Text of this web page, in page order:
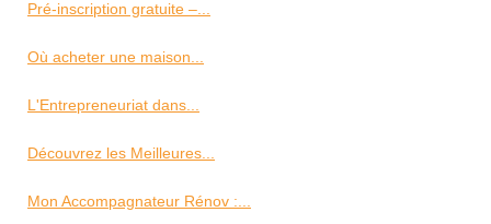
Pré-inscription gratuite –...
Où acheter une maison...
L'Entrepreneuriat dans...
Découvrez les Meilleures...
Mon Accompagnateur Rénov :...